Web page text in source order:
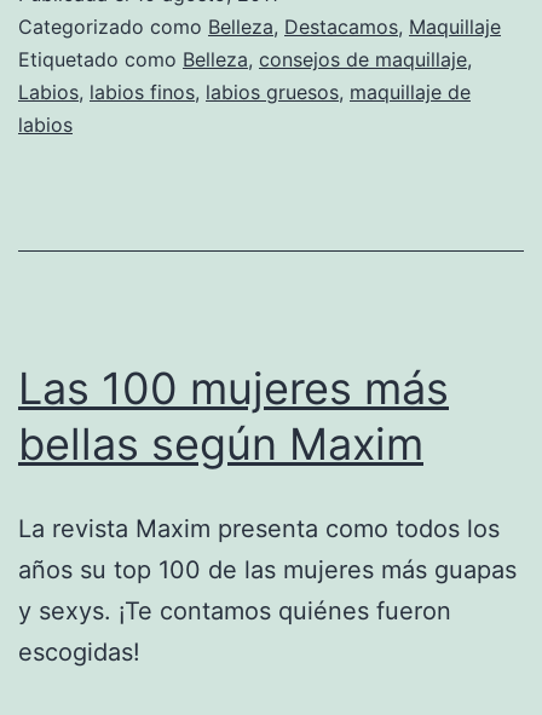
Categorizado como Belleza, Destacamos, Maquillaje
Etiquetado como Belleza, consejos de maquillaje,
Labios, labios finos, labios gruesos, maquillaje de
labios
Las 100 mujeres más
bellas según Maxim
La revista Maxim presenta como todos los
años su top 100 de las mujeres más guapas
y sexys. ¡Te contamos quiénes fueron
escogidas!